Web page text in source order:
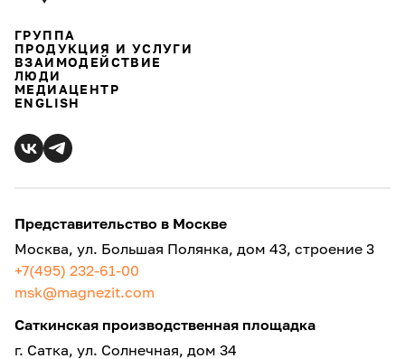
ГРУППА
ПРОДУКЦИЯ И УСЛУГИ
ВЗАИМОДЕЙСТВИЕ
ЛЮДИ
МЕДИАЦЕНТР
ENGLISH
Представительство в Москве
Москва, ул. Большая Полянка, дом 43, строение 3
+7(495) 232-61-00
msk@magnezit.com
Саткинская производственная площадка
г. Сатка, ул. Солнечная, дом 34